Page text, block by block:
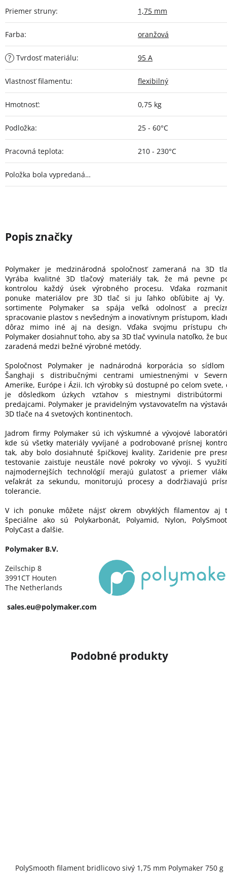
Priemer struny: 1,75 mm
Farba: oranžová
? Tvrdosť materiálu: 95 A
Vlastnosť filamentu: flexibilný
Hmotnosť: 0,75 kg
Podložka: 25 - 60°C
Pracovná teplota: 210 - 230°C
Položka bola vypredaná…
PolySmooth filament bridlicovo sivý 1,75 mm Polymaker 750 g
Polymaker je medzinárodná spoločnosť zameraná na 3D
Vyrába kvalitné 3D tlačový materiály tak, že má pevne
kontrolou každý úsek výrobného procesu. Vďaka
ponuke materiálov pre 3D tlač si ju ľahko obľúbite aj Vy.
sortimente Polymaker sa spája veľká odolnosť a
spracovanie plastov s nevšedným a inovatívnym prístupom,
dôraz mimo iné aj na design. Vďaka svojmu prístupu
Polymaker dosiahnuť toho, aby sa 3D tlač vyvinula natoľko, že
zaradená medzi bežné výrobné metódy.
Spoločnost Polymaker je nadnárodná korporácia so
Šanghaji s distribučnými centrami umiestnenými v
Amerike, Európe i Ázii. Ich výrobky sú dostupné po celom svete,
je dôsledkom úzkych vzťahov s miestnymi
predajcami. Polymaker je pravidelným vystavovateľm na
3D tlače na 4 svetových kontinentoch.
Jadrom firmy Polymaker sú ich výskumné a vývojové
kde sú všetky materiály vyvíjané a podrobované prísnej
tak, aby bolo dosiahnuté špičkovej kvality. Zaridenie pre
testovanie zaisťuje neustále nové pokroky vo vývoji. S
najmodernejších technológií merajú gulatosť a priemer
veľakrát za sekundu, monitorujú procesy a dodržiavajú
tolerancie.
V ich ponuke môžete nájsť okrem obvyklých filamentov aj
špeciálne ako sú Polykarbonát, Polyamid, Nylon,
PolyCast a ďalšie.
Polymaker B.V.
Zeilschip 8
3991CT Houten
The Netherlands
sales.eu@polymaker.com